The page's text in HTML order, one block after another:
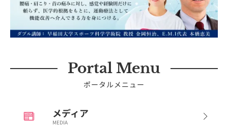
Portal Menu
ポータルメニュー
メディア
MEDIA